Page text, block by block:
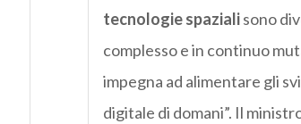
tecnologie spazialisono
complesso e in continuo
impegna ad alimentare gli
digitale di domani”. Il